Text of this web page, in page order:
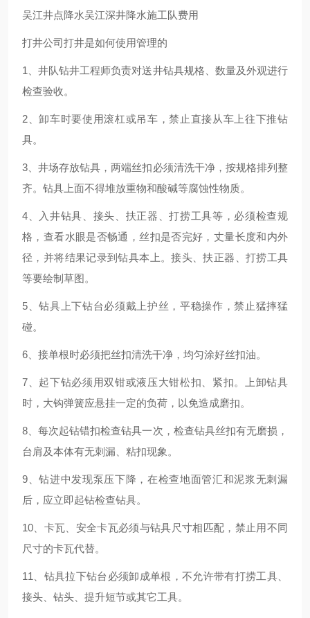
吴江井点降水吴江深井降水施工队费用
打井公司打井是如何使用管理的
1、井队钻井工程师负责对送井钻具规格、数量及外观进行
检查验收。
2、卸车时要使用滚杠或吊车，禁止直接从车上往下推钻
具。
3、井场存放钻具，两端丝扣必须清洗干净，按规格排列整
齐。钻具上面不得堆放重物和酸碱等腐蚀性物质。
4、入井钻具、接头、扶正器、打捞工具等，必须检查规
格，查看水眼是否畅通，丝扣是否完好，丈量长度和内外
径，并将结果记录到钻具本上。接头、扶正器、打捞工具
等要绘制草图。
5、钻具上下钻台必须戴上护丝，平稳操作，禁止猛摔猛
碰。
6、接单根时必须把丝扣清洗干净，均匀涂好丝扣油。
7、起下钻必须用双钳或液压大钳松扣、紧扣。上卸钻具
时，大钩弹簧应悬挂一定的负荷，以免造成磨扣。
8、每次起钻错扣检查钻具一次，检查钻具丝扣有无磨损，
台肩及本体有无刺漏、粘扣现象。
9、钻进中发现泵压下降，在检查地面管汇和泥浆无刺漏
后，应立即起钻检查钻具。
10、卡瓦、安全卡瓦必须与钻具尺寸相匹配，禁止用不同
尺寸的卡瓦代替。
11、钻具拉下钻台必须卸成单根，不允许带有打捞工具、
接头、钻头、提升短节或其它工具。